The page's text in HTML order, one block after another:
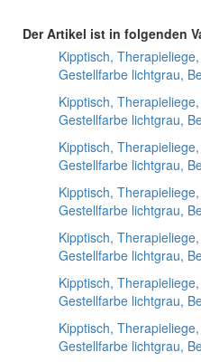
Der Artikel ist in folgenden
Kipptisch,
Gestellfarbe lichtgrau,
Kipptisch,
Gestellfarbe lichtgrau,
Kipptisch,
Gestellfarbe lichtgrau,
Kipptisch,
Gestellfarbe lichtgrau,
Kipptisch,
Gestellfarbe lichtgrau,
Kipptisch,
Gestellfarbe lichtgrau,
Kipptisch,
Gestellfarbe lichtgrau,